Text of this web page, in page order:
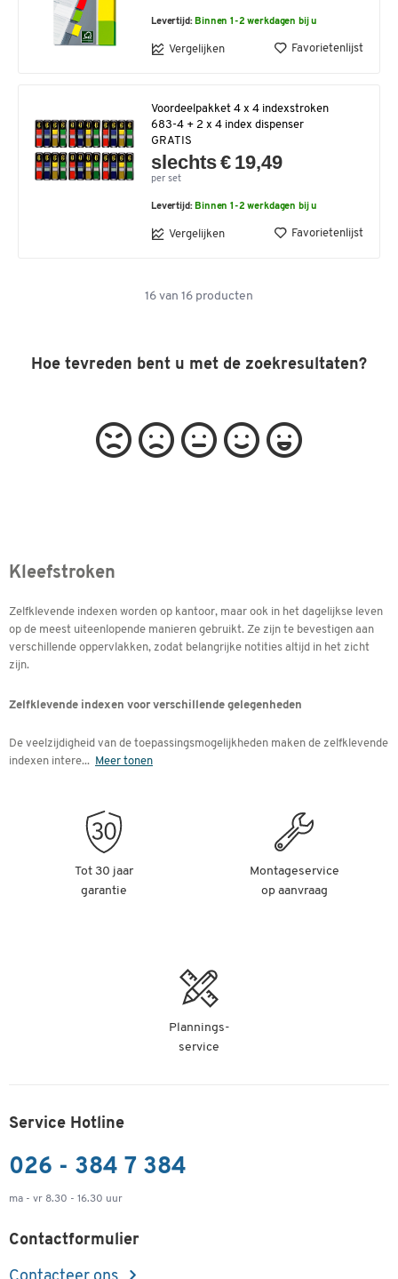
Levertijd: Binnen 1-2 werkdagen bij u
Vergelijken Favorietenlijst
Voordeelpakket 4 x 4 indexstroken
683-4 + 2 x 4 index dispenser
GRATIS
slechts € 19,49
per set
Levertijd: Binnen 1-2 werkdagen bij u
Vergelijken Favorietenlijst
16 van 16 producten
Hoe tevreden bent u met de zoekresultaten?
Kleefstroken
Zelfklevende indexen worden op kantoor, maar ook in het dagelijkse leven
op de meest uiteenlopende manieren gebruikt. Ze zijn te bevestigen aan
verschillende oppervlakken, zodat belangrijke notities altijd in het zicht
zijn.
Zelfklevende indexen voor verschillende gelegenheden
De veelzijdigheid van de toepassingsmogelijkheden maken de zelfklevende
indexen intere... Meer tonen
Tot 30 jaar
garantie
Montageservice
op aanvraag
Plannings-
service
Service Hotline
026 - 384 7 384
ma - vr 8.30 - 16.30 uur
Contactformulier